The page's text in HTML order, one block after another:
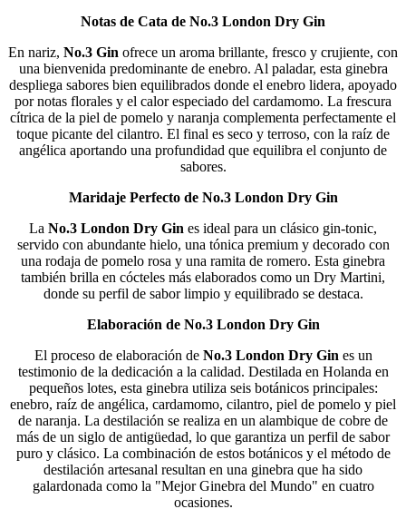
Notas de Cata de No.3 London Dry Gin
En nariz, No.3 Gin ofrece un aroma brillante, fresco y crujiente, con
una bienvenida predominante de enebro. Al paladar, esta ginebra
despliega sabores bien equilibrados donde el enebro lidera, apoyado
por notas florales y el calor especiado del cardamomo. La frescura
cítrica de la piel de pomelo y naranja complementa perfectamente el
toque picante del cilantro. El final es seco y terroso, con la raíz de
angélica aportando una profundidad que equilibra el conjunto de
sabores.
Maridaje Perfecto de No.3 London Dry Gin
La No.3 London Dry Gin es ideal para un clásico gin-tonic,
servido con abundante hielo, una tónica premium y decorado con
una rodaja de pomelo rosa y una ramita de romero. Esta ginebra
también brilla en cócteles más elaborados como un Dry Martini,
donde su perfil de sabor limpio y equilibrado se destaca.
Elaboración de No.3 London Dry Gin
El proceso de elaboración de No.3 London Dry Gin es un
testimonio de la dedicación a la calidad. Destilada en Holanda en
pequeños lotes, esta ginebra utiliza seis botánicos principales:
enebro, raíz de angélica, cardamomo, cilantro, piel de pomelo y piel
de naranja. La destilación se realiza en un alambique de cobre de
más de un siglo de antigüedad, lo que garantiza un perfil de sabor
puro y clásico. La combinación de estos botánicos y el método de
destilación artesanal resultan en una ginebra que ha sido
galardonada como la "Mejor Ginebra del Mundo" en cuatro
ocasiones.